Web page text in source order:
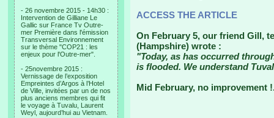
- 26 novembre 2015 - 14h30 :
Intervention de Gilliane Le
Gallic sur France Tv Outre-
mer Première dans l'émission
Transversal Environnement
sur le thème "COP21 : les
enjeux pour l'Outre-mer".
- 25novembre 2015 :
Vernissage de l’exposition
Empreintes d’Argos à l’Hotel
de Ville, invitées par un de nos
plus anciens membres qui fit
le voyage à Tuvalu, Laurent
Weyl, aujourd’hui au Vietnam.
ACCESS THE ARTICLE
On February 5, our friend Gill,
(Hampshire) wrote :
"Today, as has occurred
is flooded. We understand
Mid February, no improvement